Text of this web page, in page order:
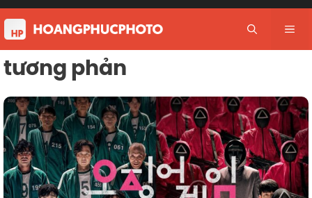
Skip
to
content
tương phản